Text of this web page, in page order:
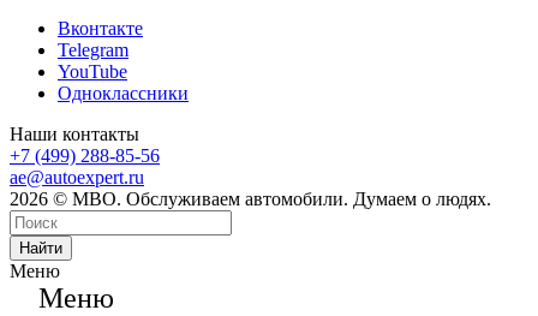
Вконтакте
Telegram
YouTube
Одноклассники
Наши контакты
+7 (499) 288-85-56
ae@autoexpert.ru
2026 © МВО. Обслуживаем автомобили. Думаем о людях.
Найти
Меню
Меню